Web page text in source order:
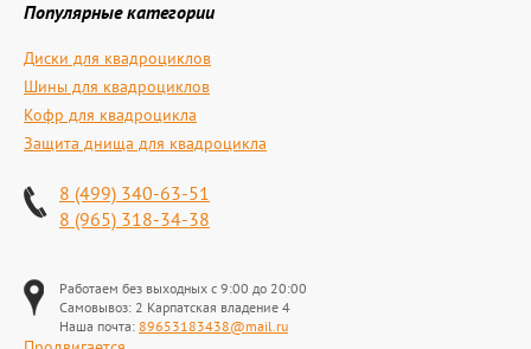
Популярные категории
Диски для квадроциклов
Шины для квадроциклов
Кофр для квадроцикла
Защита днища для квадроцикла
8 (499) 340-63-51
8 (965) 318-34-38
Работаем без выходных с 9:00 до 20:00
Самовывоз: 2 Карпатская владение 4
Наша почта: 89653183438@mail.ru